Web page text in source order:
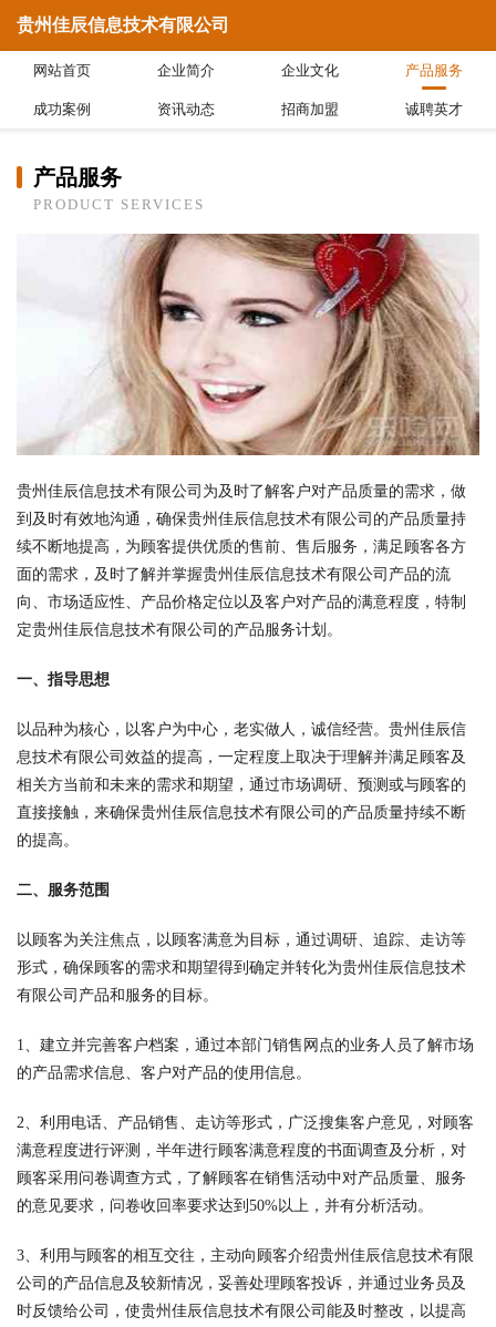
贵州佳辰信息技术有限公司
网站首页 企业简介 企业文化 产品服务
成功案例 资讯动态 招商加盟 诚聘英才
产品服务
PRODUCT SERVICES
贵州佳辰信息技术有限公司为及时了解客户对产品质量的需求，做
到及时有效地沟通，确保贵州佳辰信息技术有限公司的产品质量持
续不断地提高，为顾客提供优质的售前、售后服务，满足顾客各方
面的需求，及时了解并掌握贵州佳辰信息技术有限公司产品的流
向、市场适应性、产品价格定位以及客户对产品的满意程度，特制
定贵州佳辰信息技术有限公司的产品服务计划。
一、指导思想
以品种为核心，以客户为中心，老实做人，诚信经营。贵州佳辰信
息技术有限公司效益的提高，一定程度上取决于理解并满足顾客及
相关方当前和未来的需求和期望，通过市场调研、预测或与顾客的
直接接触，来确保贵州佳辰信息技术有限公司的产品质量持续不断
的提高。
二、服务范围
以顾客为关注焦点，以顾客满意为目标，通过调研、追踪、走访等
形式，确保顾客的需求和期望得到确定并转化为贵州佳辰信息技术
有限公司产品和服务的目标。
1、建立并完善客户档案，通过本部门销售网点的业务人员了解市场
的产品需求信息、客户对产品的使用信息。
2、利用电话、产品销售、走访等形式，广泛搜集客户意见，对顾客
满意程度进行评测，半年进行顾客满意程度的书面调查及分析，对
顾客采用问卷调查方式，了解顾客在销售活动中对产品质量、服务
的意见要求，问卷收回率要求达到50%以上，并有分析活动。
3、利用与顾客的相互交往，主动向顾客介绍贵州佳辰信息技术有限
公司的产品信息及较新情况，妥善处理顾客投诉，并通过业务员及
时反馈给公司，使贵州佳辰信息技术有限公司能及时整改，以提高